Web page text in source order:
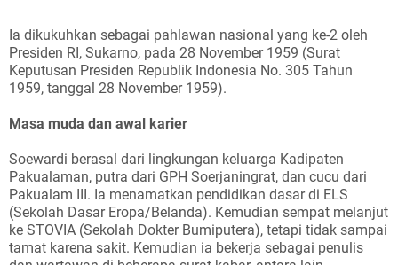
Ia dikukuhkan sebagai pahlawan nasional yang ke-2 oleh
Presiden RI, Sukarno, pada 28 November 1959 (Surat
Keputusan Presiden Republik Indonesia No. 305 Tahun
1959, tanggal 28 November 1959).
Masa muda dan awal karier
Soewardi berasal dari lingkungan keluarga Kadipaten
Pakualaman, putra dari GPH Soerjaningrat, dan cucu dari
Pakualam III. Ia menamatkan pendidikan dasar di ELS
(Sekolah Dasar Eropa/Belanda). Kemudian sempat melanjut
ke STOVIA (Sekolah Dokter Bumiputera), tetapi tidak sampai
tamat karena sakit. Kemudian ia bekerja sebagai penulis